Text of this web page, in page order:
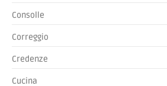
Consolle
Correggio
Credenze
Cucina